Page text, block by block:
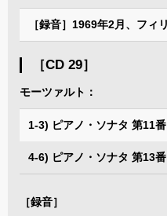
［録音］1969年2月、フィ
［CD 29］
モーツァルト：
1-3) ピアノ・ソナタ 第11
4-6) ピアノ・ソナタ 第13
［録音］